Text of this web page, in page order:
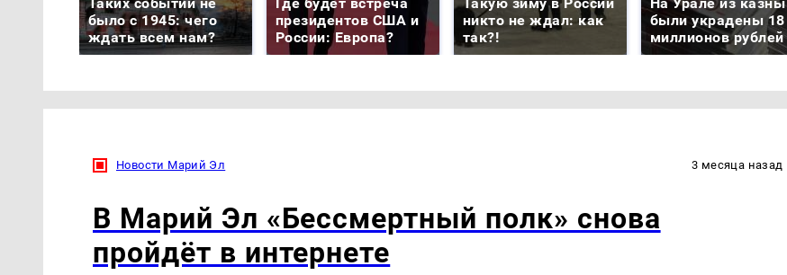
было с 1945: чего
ждать всем нам?
президентов США и
России: Европа?
никто не ждал: как
так?!
были украдены 18
миллионов рублей
Новости Марий Эл 3 месяца назад
В Марий Эл «Бессмертный полк» снова
пройдёт в интернете